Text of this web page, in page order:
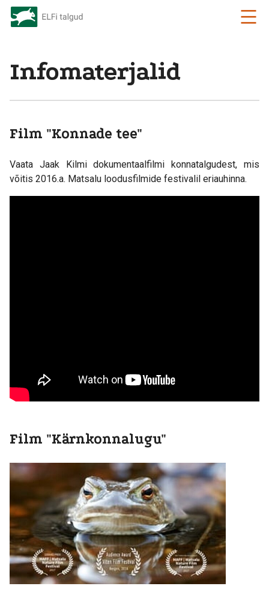
Infomaterjalid
Film "Konnade tee"
Vaata Jaak Kilmi dokumentaalfilmi konnatalgudest, mis
võitis 2016.a. Matsalu loodusfilmide festivalil eriauhinna.
Film "Kärnkonnalugu"